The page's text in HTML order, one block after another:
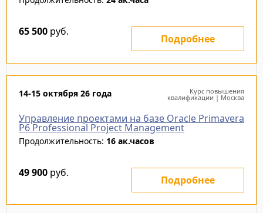
65 500 руб.
Подробнее
14-15 октября 26 года Курс повышения
квалификации | Москва
Управление проектами на базе Oracle Primavera
P6 Professional Project Management
Продолжительность: 16 ак.часов
49 900 руб.
Подробнее